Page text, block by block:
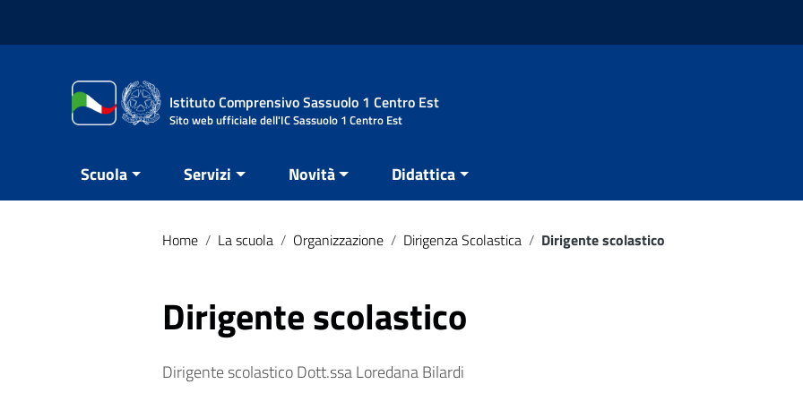
Istituto Comprensivo Sassuolo 1 Centro Est
Sito web ufficiale dell'IC Sassuolo 1 Centro Est
Scuola Servizi Novità Didattica
Home / La scuola / Organizzazione / Dirigenza Scolastica / Dirigente scolastico
Dirigente scolastico
Dirigente scolastico Dott.ssa Loredana Bilardi